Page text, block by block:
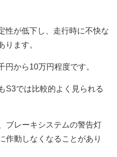
性が低下し、走行時に不快な
ります。
円から10万円程度です。
S3では比較的よく見られる
ブレーキシステムの警告灯
作動しなくなることがあり